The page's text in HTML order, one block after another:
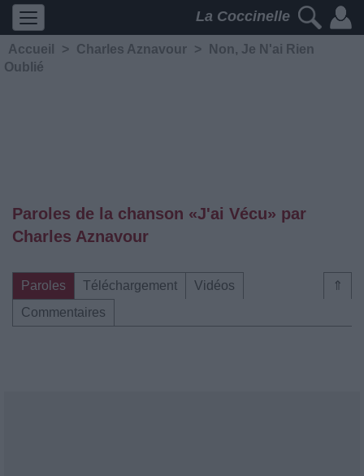
La Coccinelle
Accueil > Charles Aznavour >
Non, Je N'ai Rien
Oublié
Paroles de la chanson «J'ai Vécu» par
Charles Aznavour
⇑
Paroles Téléchargement
Vidéos
Commentaires